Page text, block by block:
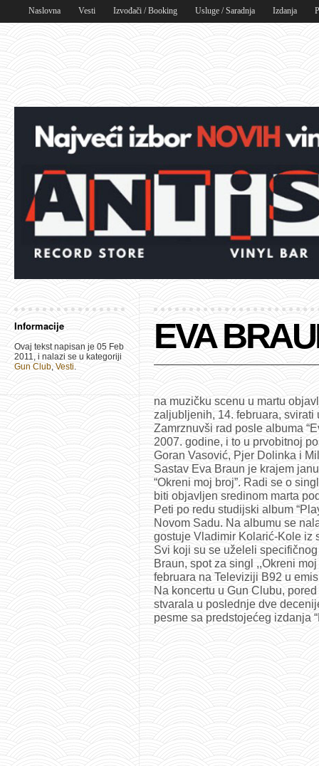
Naslovna Vesti Izvođači / Booking Usluge / Saradnja Izdanja
Informacije
Ovaj tekst napisan je 05 Feb
2011, i nalazi se u kategoriji
Gun Club, Vesti.
EVA
na muzičku scenu u martu
zaljubljenih, 14. februara, svirati
Zamrznuvši rad posle albuma
2007. godine, i to u prvobitnoj
Goran Vasović, Pjer Dolinka i
Sastav Eva Braun je krajem
“Okreni moj broj”. Radi se o
biti objavljen sredinom marta
Peti po redu studijski album
Novom Sadu. Na albumu se
gostuje Vladimir Kolarić-Kole iz
Svi koji su se uželeli
Braun, spot za singl ,,Okreni
februara na Televiziji B92 u
Na koncertu u Gun Clubu,
stvarala u poslednje dve
pesme sa predstojećeg izdanja